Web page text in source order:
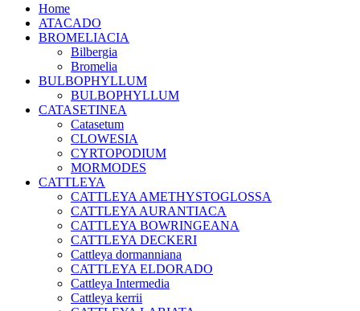
Home
ATACADO
BROMELIACIA
Bilbergia
Bromelia
BULBOPHYLLUM
BULBOPHYLLUM
CATASETINEA
Catasetum
CLOWESIA
CYRTOPODIUM
MORMODES
CATTLEYA
CATTLEYA AMETHYSTOGLOSSA
CATTLEYA AURANTIACA
CATTLEYA BOWRINGEANA
CATTLEYA DECKERI
Cattleya dormanniana
CATTLEYA ELDORADO
Cattleya Intermedia
Cattleya kerrii